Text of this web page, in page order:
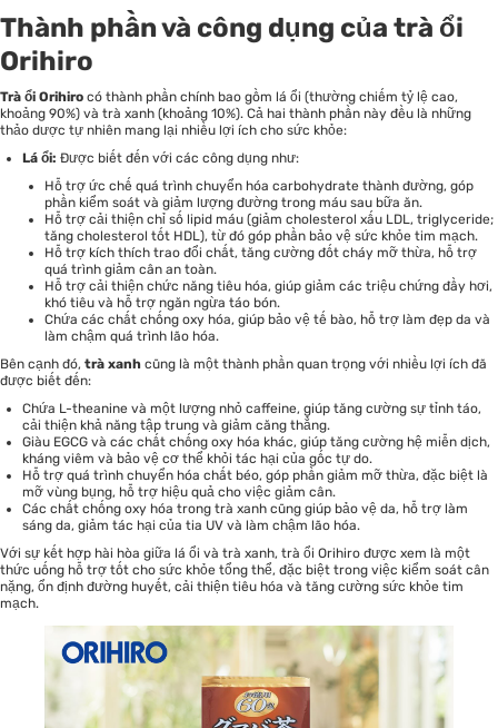
Thành phần và công dụng của trà ổi
Orihiro
Trà ổi Orihiro có thành phần chính bao gồm lá ổi (thường chiếm tỷ lệ cao,
khoảng 90%) và trà xanh (khoảng 10%). Cả hai thành phần này đều là những
thảo dược tự nhiên mang lại nhiều lợi ích cho sức khỏe:
Lá ổi: Được biết đến với các công dụng như:
Hỗ trợ ức chế quá trình chuyển hóa carbohydrate thành đường, góp
phần kiểm soát và giảm lượng đường trong máu sau bữa ăn.
Hỗ trợ cải thiện chỉ số lipid máu (giảm cholesterol xấu LDL, triglyceride;
tăng cholesterol tốt HDL), từ đó góp phần bảo vệ sức khỏe tim mạch.
Hỗ trợ kích thích trao đổi chất, tăng cường đốt cháy mỡ thừa, hỗ trợ
quá trình giảm cân an toàn.
Hỗ trợ cải thiện chức năng tiêu hóa, giúp giảm các triệu chứng đầy hơi,
khó tiêu và hỗ trợ ngăn ngừa táo bón.
Chứa các chất chống oxy hóa, giúp bảo vệ tế bào, hỗ trợ làm đẹp da và
làm chậm quá trình lão hóa.
Bên cạnh đó, trà xanh cũng là một thành phần quan trọng với nhiều lợi ích đã
được biết đến:
Chứa L-theanine và một lượng nhỏ caffeine, giúp tăng cường sự tỉnh táo,
cải thiện khả năng tập trung và giảm căng thẳng.
Giàu EGCG và các chất chống oxy hóa khác, giúp tăng cường hệ miễn dịch,
kháng viêm và bảo vệ cơ thể khỏi tác hại của gốc tự do.
Hỗ trợ quá trình chuyển hóa chất béo, góp phần giảm mỡ thừa, đặc biệt là
mỡ vùng bụng, hỗ trợ hiệu quả cho việc giảm cân.
Các chất chống oxy hóa trong trà xanh cũng giúp bảo vệ da, hỗ trợ làm
sáng da, giảm tác hại của tia UV và làm chậm lão hóa.
Với sự kết hợp hài hòa giữa lá ổi và trà xanh, trà ổi Orihiro được xem là một
thức uống hỗ trợ tốt cho sức khỏe tổng thể, đặc biệt trong việc kiểm soát cân
nặng, ổn định đường huyết, cải thiện tiêu hóa và tăng cường sức khỏe tim
mạch.